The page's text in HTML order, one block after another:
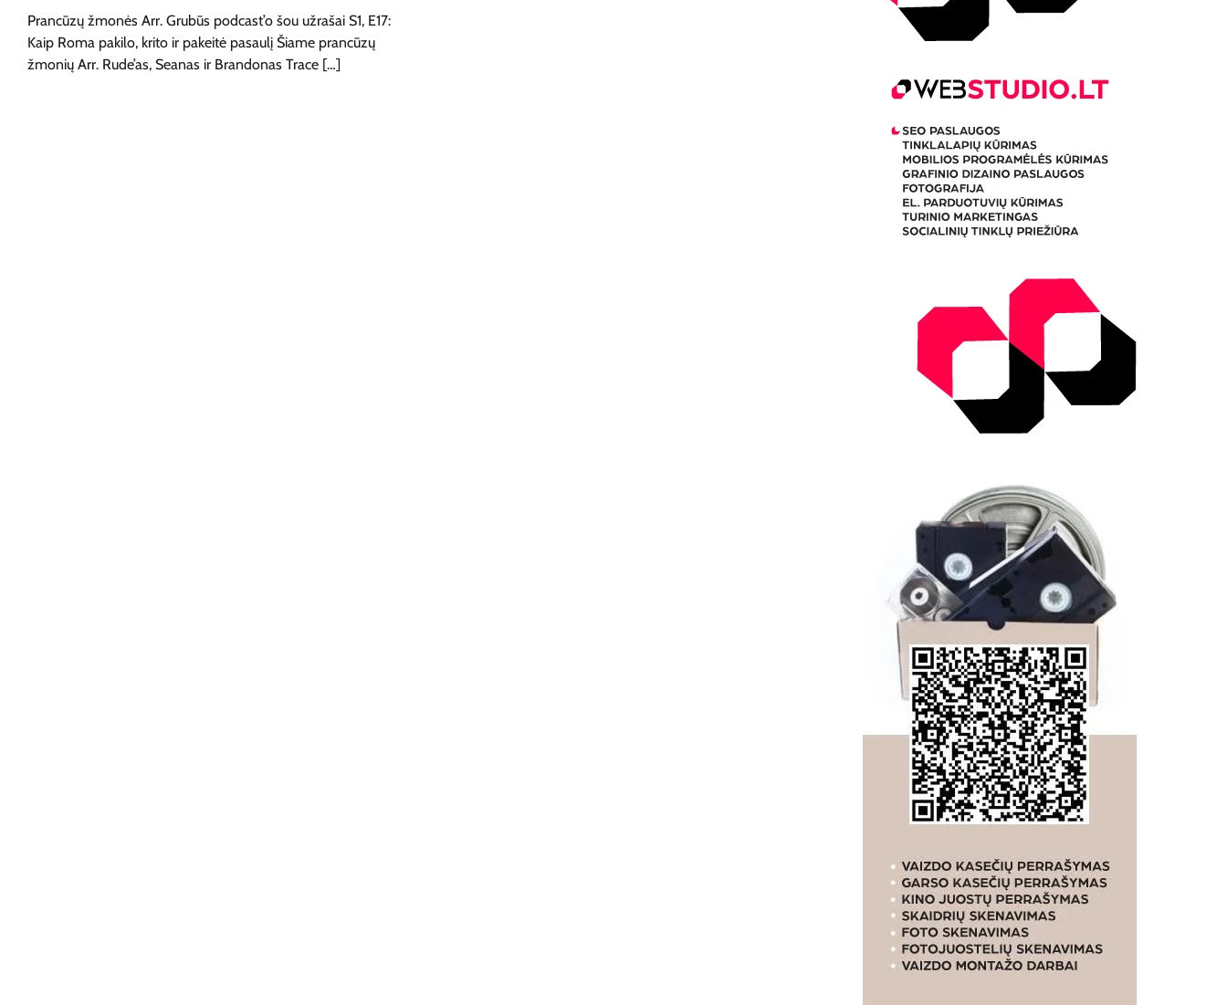
Prancūzų žmonės Arr. Grubūs podcast’o šou užrašai S1, E17:
Kaip Roma pakilo, krito ir pakeitė pasaulį Šiame prancūzų
žmonių Arr. Rude’as, Seanas ir Brandonas Trace […]